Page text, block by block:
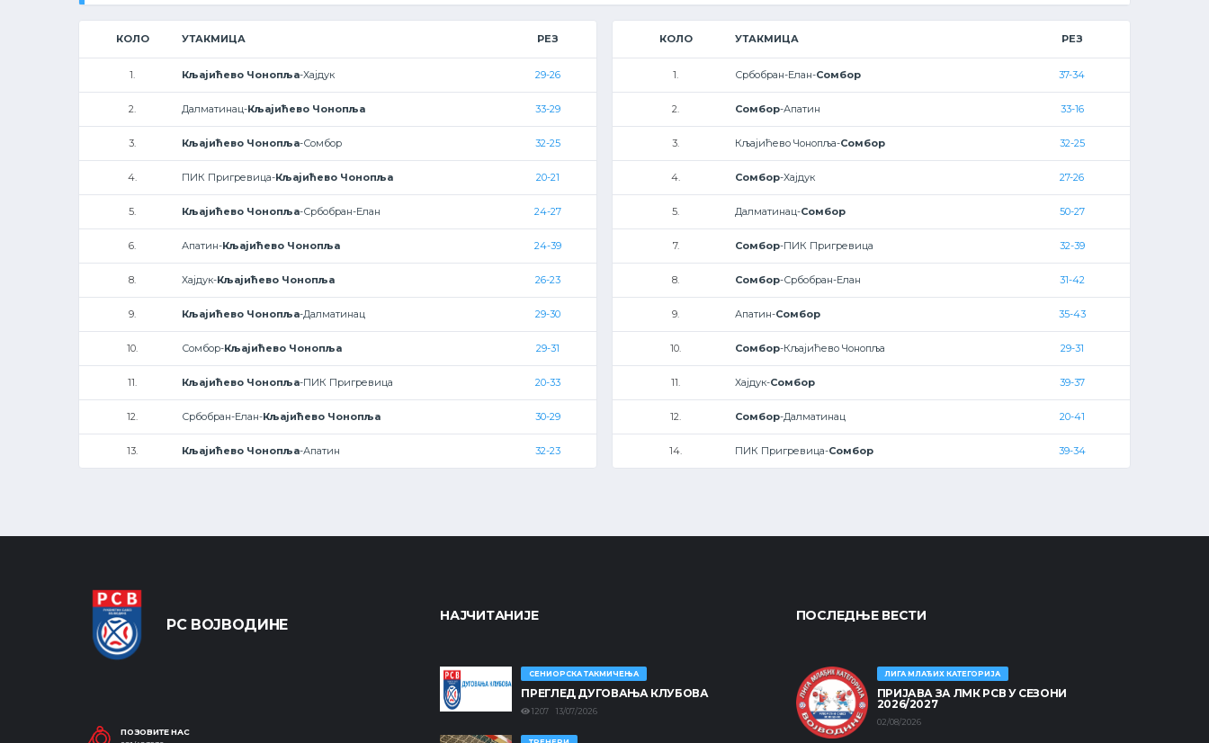
КОЛО УТАКМИЦА РЕЗ
1. Кљајићево Чонопља-Хајдук 29-26
2. Далматинац-Кљајићево Чонопља 33-29
3. Кљајићево Чонопља-Сомбор 32-25
4. ПИК Пригревица-Кљајићево Чонопља 20-21
5. Кљајићево Чонопља-Србобран-Елан 24-27
6. Апатин-Кљајићево Чонопља 24-39
8. Хајдук-Кљајићево Чонопља 26-23
9. Кљајићево Чонопља-Далматинац 29-30
10. Сомбор-Кљајићево Чонопља 29-31
11. Кљајићево Чонопља-ПИК Пригревица 20-33
12. Србобран-Елан-Кљајићево Чонопља 30-29
13. Кљајићево Чонопља-Апатин 32-23
КОЛО УТАКМИЦА РЕЗ
1. Србобран-Елан-Сомбор 37-34
2. Сомбор-Апатин 33-16
3. Кљајићево Чонопља-Сомбор 32-25
4. Сомбор-Хајдук 27-26
5. Далматинац-Сомбор 50-27
7. Сомбор-ПИК Пригревица 32-39
8. Сомбор-Србобран-Елан 31-42
9. Апатин-Сомбор 35-43
10. Сомбор-Кљајићево Чонопља 29-31
11. Хајдук-Сомбор 39-37
12. Сомбор-Далматинац 20-41
14. ПИК Пригревица-Сомбор 39-34
РС ВОЈВОДИНЕ
ПОЗОВИТЕ НАС
НАЈЧИТАНИЈЕ
СЕНИОРСКА ТАКМИЧЕЊА
ПРЕГЛЕД ДУГОВАЊА КЛУБОВА
1207 13/07/2026
ПОСЛЕДЊЕ ВЕСТИ
ЛИГА МЛАЂИХ КАТЕГОРИЈА
ПРИЈАВА ЗА ЛМК РСВ У СЕЗОНИ
2026/2027
02/08/2026